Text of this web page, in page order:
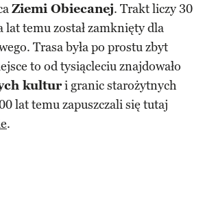
Ziemi Obiecanej. Trakt liczy 30
lat temu został zamknięty dla
Trasa była po prostu zbyt
to od tysiącleciu znajdowało
kulturi granic starożytnych
lat temu zapuszczali się tutaj
.